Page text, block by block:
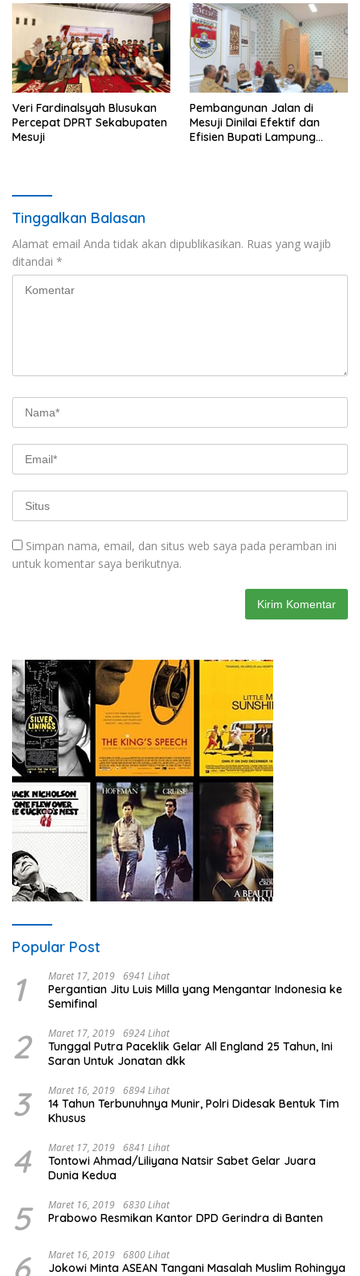
Veri Fardinalsyah Blusukan
Percepat DPRT Sekabupaten
Mesuji
Pembangunan Jalan di
Mesuji Dinilai Efektif dan
Efisien Bupati Lampung
Tinggalkan Balasan
Alamat email Anda tidak akan dipublikasikan. Ruas yang wajib
ditandai *
Simpan nama, email, dan situs web saya pada peramban ini
untuk komentar saya berikutnya.
Popular Post
1 Maret 17, 2019 6941 Lihat
Pergantian Jitu Luis Milla yang Mengantar Indonesia ke
Semifinal
2 Maret 17, 2019 6924 Lihat
Tunggal Putra Paceklik Gelar All England 25 Tahun, Ini
Saran Untuk Jonatan dkk
3 Maret 16, 2019 6894 Lihat
14 Tahun Terbunuhnya Munir, Polri Didesak Bentuk Tim
Khusus
4 Maret 17, 2019 6841 Lihat
Tontowi Ahmad/Liliyana Natsir Sabet Gelar Juara
Dunia Kedua
5 Maret 16, 2019 6830 Lihat
Prabowo Resmikan Kantor DPD Gerindra di Banten
Maret 16, 2019 6800 Lihat
Jokowi Minta ASEAN Tangani Masalah Muslim Rohingya